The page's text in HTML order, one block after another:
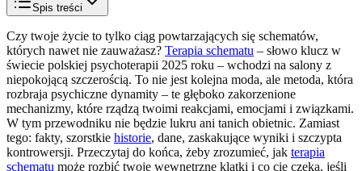
Spis treści
Czy twoje życie to tylko ciąg powtarzających się schematów,
których nawet nie zauważasz? Terapia schematu – słowo klucz w
świecie polskiej psychoterapii 2025 roku – wchodzi na salony z
niepokojącą szczerością. To nie jest kolejna moda, ale metoda, która
rozbraja psychiczne dynamity – te głęboko zakorzenione
mechanizmy, które rządzą twoimi reakcjami, emocjami i związkami.
W tym przewodniku nie będzie lukru ani tanich obietnic. Zamiast
tego: fakty, szorstkie historie, dane, zaskakujące wyniki i szczypta
kontrowersji. Przeczytaj do końca, żeby zrozumieć, jak terapia
schematu może rozbić twoje wewnętrzne klatki i co cię czeka, jeśli